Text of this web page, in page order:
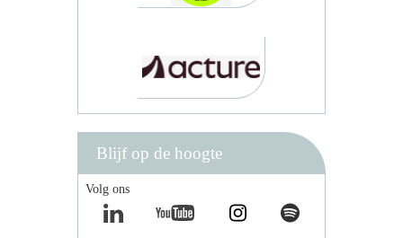
Blijf op de hoogte
Volg ons